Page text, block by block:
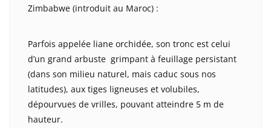
Zimbabwe (introduit au Maroc) :
Parfois appelée liane orchidée, son tronc est celui
d’un grand arbuste grimpant à feuillage persistant
(dans son milieu naturel, mais caduc sous nos
latitudes), aux tiges ligneuses et volubiles,
dépourvues de vrilles, pouvant atteindre 5 m de
hauteur.